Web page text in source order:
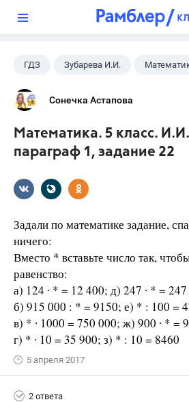
ГДЗ Зубарева И.И.
5 класс
Сонечка Астапова
Математика. 5 класс.
параграф 1, задание 22
Задали по математике задание,
ничего:
Вместо * вставьте число так,
равенство:
а) 124 ∙ * = 12 400; д) 247 ∙ * =
б) 915 000 : * = 9150; е) * : 100 =
в) * ∙ 1000 = 750 000; ж) 900 ∙ * =
г) * ∙ 10 = 35 900; з) * : 10 = 8460
5 апреля 2017
2 ответа